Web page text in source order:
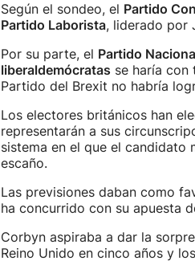
Según el sondeo, el Partido
Partido Laborista, liderado por
Por su parte, el Partido
liberaldemócratas se haría con
Partido del Brexit no habría
Los electores británicos han
representarán a sus
sistema en el que el candidato
escaño.
Las previsiones daban como
ha concurrido con su apuesta
Corbyn aspiraba a dar la
Reino Unido en cinco años y